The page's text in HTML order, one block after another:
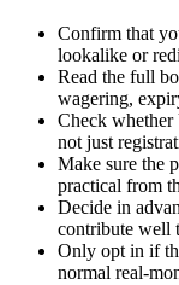
Confirm that
lookalike or
Read the full
wagering,
Check whether
not just
Make sure the
practical from
Decide in
contribute well
Only opt in if
normal real-